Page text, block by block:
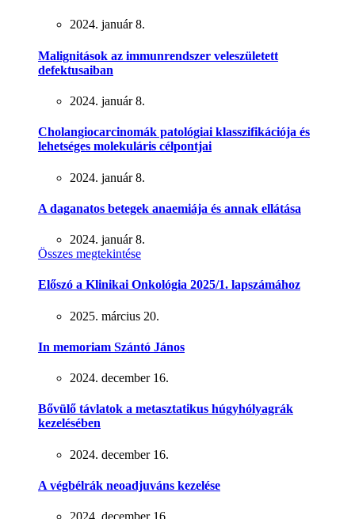
2024. január 8.
Malignitások az immunrendszer veleszületett
defektusaiban
2024. január 8.
Cholangiocarcinomák patológiai klasszifikációja és
lehetséges molekuláris célpontjai
2024. január 8.
A daganatos betegek anaemiája és annak ellátása
2024. január 8.
Összes megtekintése
Előszó a Klinikai Onkológia 2025/1. lapszámához
2025. március 20.
In memoriam Szántó János
2024. december 16.
Bővülő távlatok a metasztatikus húgyhólyagrák
kezelésében
2024. december 16.
A végbélrák neoadjuváns kezelése